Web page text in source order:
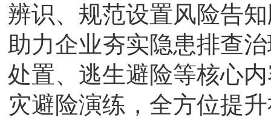
辨识、规范设置风险告
助力企业夯实隐患排查
处置、逃生避险等核心
灾避险演练，全方位提